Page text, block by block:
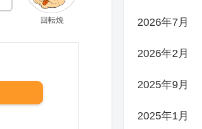
回転焼 2026年7月
2026年2月
2025年9月
2025年1月